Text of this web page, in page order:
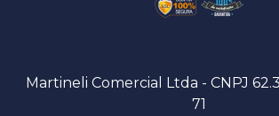
Martineli Comercial Ltda - CNPJ
71